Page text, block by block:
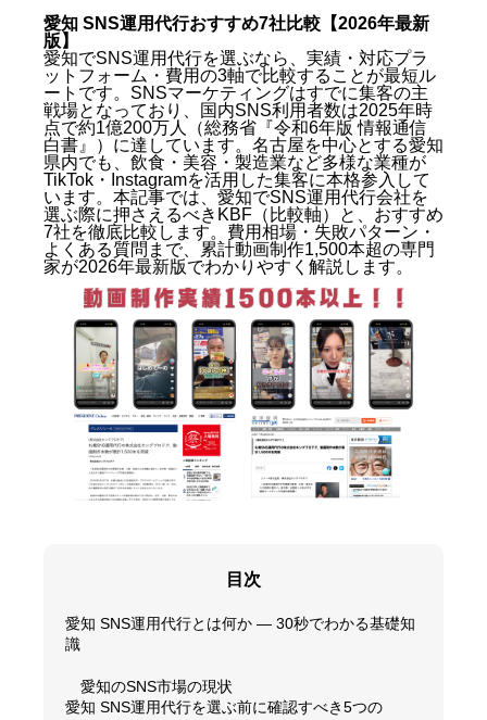
愛知 SNS運用代行おすすめ7社比較【2026年最新
版】
愛知でSNS運用代行を選ぶなら、実績・対応プラ
ットフォーム・費用の3軸で比較することが最短ル
ートです。SNSマーケティングはすでに集客の主
戦場となっており、国内SNS利用者数は2025年時
点で約1億200万人（総務省『令和6年版 情報通信
白書』）に達しています。名古屋を中心とする愛知
県内でも、飲食・美容・製造業など多様な業種が
TikTok・Instagramを活用した集客に本格参入して
います。本記事では、愛知でSNS運用代行会社を
選ぶ際に押さえるべきKBF（比較軸）と、おすすめ
7社を徹底比較します。費用相場・失敗パターン・
よくある質問まで、累計動画制作1,500本超の専門
家が2026年最新版でわかりやすく解説します。
目次
愛知 SNS運用代行とは何か — 30秒でわかる基礎知
識
愛知のSNS市場の現状
愛知 SNS運用代行を選ぶ前に確認すべき5つの